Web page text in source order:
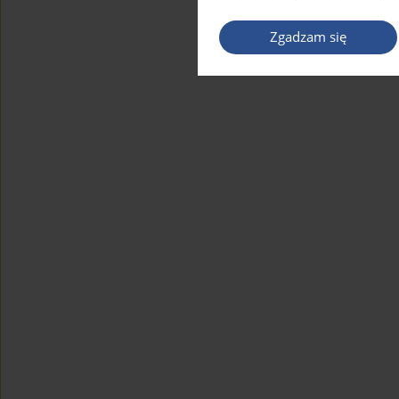
Zgadzam się